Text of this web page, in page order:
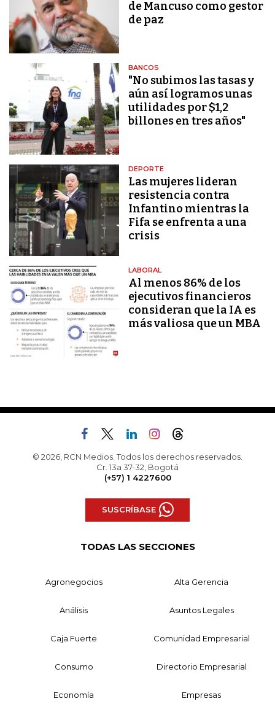
de Mancuso como gestor
de paz
BANCOS
"No subimos las tasas y
aún así logramos unas
utilidades por $1,2
billones en tres años"
DEPORTE
Las mujeres lideran
resistencia contra
Infantino mientras la
Fifa se enfrenta a una
crisis
LABORAL
Al menos 86% de los
ejecutivos financieros
consideran que la IA es
más valiosa que un MBA
© 2026, RCN Medios. Todos los derechos reservados.
Cr. 13a 37-32, Bogotá
(+57) 1 4227600
SUSCRÍBASE
TODAS LAS SECCIONES
Agronegocios Alta Gerencia
Análisis Asuntos Legales
Caja Fuerte Comunidad Empresarial
Consumo Directorio Empresarial
Economía Empresas